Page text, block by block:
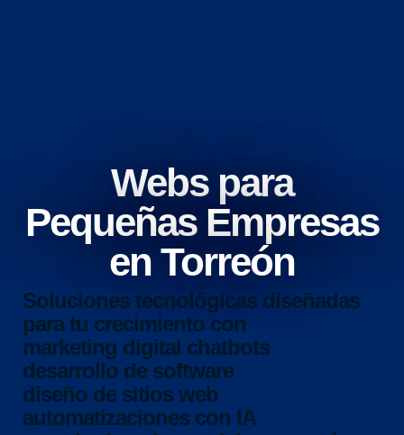
Webs para
Pequeñas Empresas
en Torreón
Soluciones tecnológicas diseñadas
para tu crecimiento con
marketing digital chatbots
desarrollo de software
diseño de sitios web
automatizaciones con IA